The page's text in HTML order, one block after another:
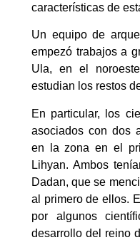
características de
Un equipo de
empezó trabajos a
Ula, en el
estudian los restos
En particular, los
asociados con dos
en la zona en el
Lihyan. Ambos
Dadan, que se
al primero de ellos.
por algunos
desarrollo del reino